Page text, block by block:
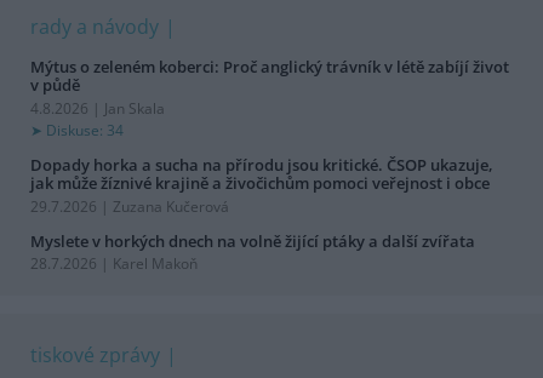
rady a návody
Mýtus o zeleném koberci: Proč anglický trávník v létě zabíjí život
v půdě
4.8.2026 | Jan Skala
Diskuse: 34
Dopady horka a sucha na přírodu jsou kritické. ČSOP ukazuje,
jak může žíznivé krajině a živočichům pomoci veřejnost i obce
29.7.2026 | Zuzana Kučerová
Myslete v horkých dnech na volně žijící ptáky a další zvířata
28.7.2026 | Karel Makoň
tiskové zprávy